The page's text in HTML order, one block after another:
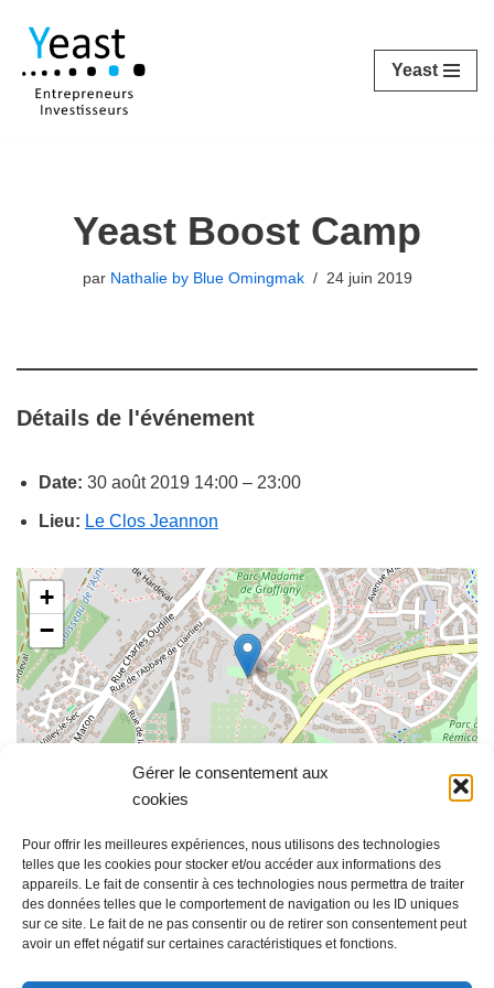
Gérer le consentement aux
cookies
Pour offrir les meilleures expériences, nous utilisons des technologies
telles que les cookies pour stocker et/ou accéder aux informations des
appareils. Le fait de consentir à ces technologies nous permettra de traiter
des données telles que le comportement de navigation ou les ID uniques
sur ce site. Le fait de ne pas consentir ou de retirer son consentement peut
avoir un effet négatif sur certaines caractéristiques et fonctions.
Aller
au
contenu
Yeast
Yeast Boost Camp
par Nathalie by Blue Omingmak 24 juin 2019
Détails de l'événement
Date: 30 août 2019 14:00 – 23:00
Lieu: Le Clos Jeannon
+
−
Leaflet | ©OpenStreetMap contributors
Brainstorming, networking, enjoy !
Une demie-journée au vert entre membres pour faire
évoluer notre club et passer un bon moment ensemble !